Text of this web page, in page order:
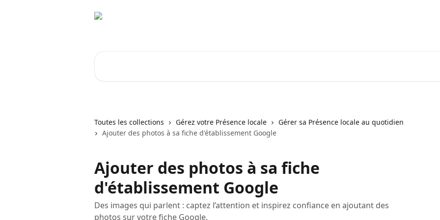
Toutes les collections Gérez votre Présence locale
Gérer sa Présence locale au quotidien
Ajouter des photos à sa fiche d'établissement Google
Ajouter des photos à sa fiche
d'établissement Google
Des images qui parlent : captez l’attention et inspirez confiance en ajoutant des
photos sur votre fiche Google.